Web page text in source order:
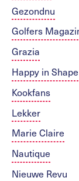
Gezondnu
Golfers
Grazia
Happy in Shape
Kookfans
Lekker
Marie Claire
Nautique
Nieuwe Revu